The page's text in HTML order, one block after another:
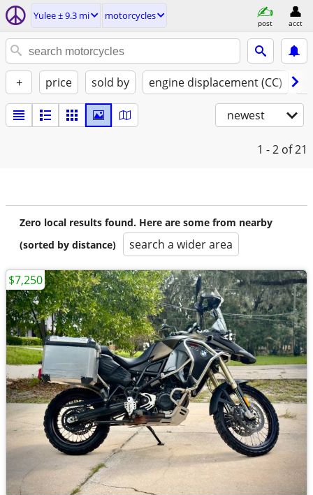
Yulee ± 9.3 mi motorcycles
post acct
+ price sold by engine displacement (CC)
newest
1 - 2 of 21
Zero local results found. Here are some from nearby
(sorted by distance)
search a wider area
$7,250